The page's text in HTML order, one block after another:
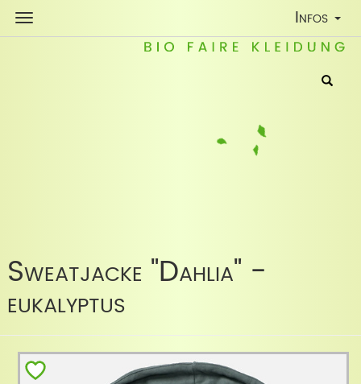
Toggle
Infos
Sweatjacke "Dahlia" -
eukalyptus